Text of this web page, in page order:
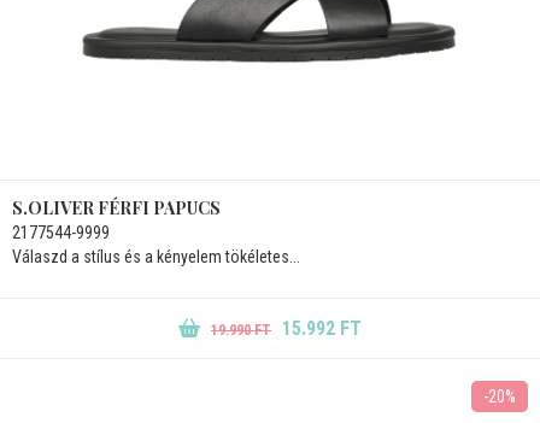
S.OLIVER FÉRFI PAPUCS
2177544-9999
Válaszd a stílus és a kényelem tökéletes...
19.990 FT 15.992 FT
-20%